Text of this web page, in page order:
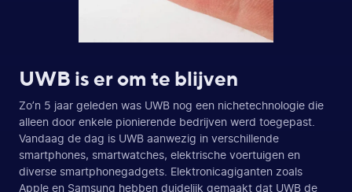
UWB is er om te blijven
Zo’n 5 jaar geleden was UWB nog een nichetechnologie die
alleen door enkele pionierende bedrijven werd toegepast.
Vandaag de dag is UWB aanwezig in verschillende
smartphones, smartwatches, elektrische voertuigen en
diverse smartphonegadgets. Elektronicagiganten zoals
Apple en Samsung hebben duidelijk gemaakt dat UWB de